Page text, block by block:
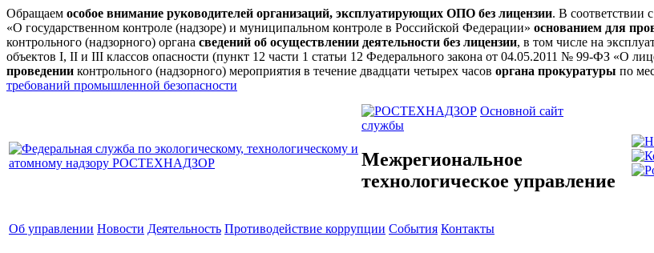
Обращаем особое внимание руководителей организаций, эксплуатирующих ОПО без лицензии. В соответствии
«О государственном контроле (надзоре) и муниципальном контроле в Российской Федерации» основанием для
контрольного (надзорного) органа сведений об осуществлении деятельности без лицензии, в том числе на
объектов I, II и III классов опасности (пункт 12 части 1 статьи 12 Федерального закона от 04.05.2011 № 99-ФЗ «О
проведении контрольного (надзорного) мероприятия в течение двадцати четырех часов органа прокуратуры по
требований промышленной безопасности
Основной сайт
службы
Межрегиональное
технологическое управление
Об управлении Новости Деятельность Противодействие коррупции События Контакты